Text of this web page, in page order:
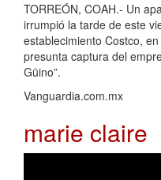
TORREÓN, COAH.- Un
irrumpió la tarde de este
establecimiento Costco,
presunta captura del
Güino”.
Vanguardia.com.mx
marie claire